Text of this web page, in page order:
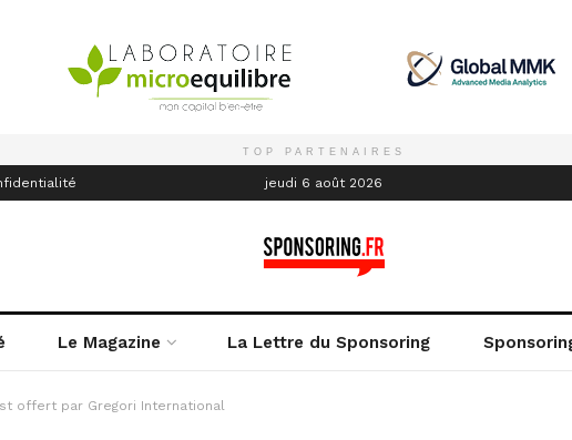
TOP PARTENAIRES
jeudi 6 août 2026
Le Magazine La Lettre du Sponsoring
offert par Gregori International